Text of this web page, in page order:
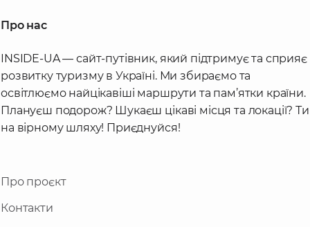
Про нас
INSIDE-UA — сайт-путівник, який підтримує та сприяє
розвитку туризму в Україні. Ми збираємо та
освітлюємо найцікавіші маршрути та пам’ятки країни.
Плануєш подорож? Шукаєш цікаві місця та локації? Ти
на вірному шляху! Приєднуйся!
Про проєкт
Контакти